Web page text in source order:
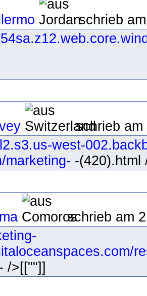
schrieb
schrieb
west-
marketing- -
schrieb am
/>[[""]]